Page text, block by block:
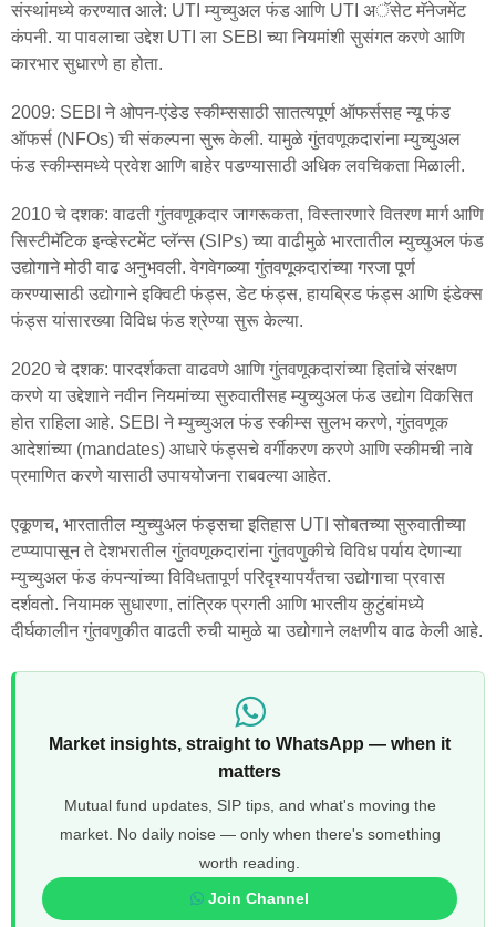
संस्थांमध्ये करण्यात आले: UTI म्युच्युअल फंड आणि UTI अॅसेट मॅनेजमेंट
कंपनी. या पावलाचा उद्देश UTI ला SEBI च्या नियमांशी सुसंगत करणे आणि
कारभार सुधारणे हा होता.
2009: SEBI ने ओपन-एंडेड स्कीम्ससाठी सातत्यपूर्ण ऑफर्ससह न्यू फंड
ऑफर्स (NFOs) ची संकल्पना सुरू केली. यामुळे गुंतवणूकदारांना म्युच्युअल
फंड स्कीम्समध्ये प्रवेश आणि बाहेर पडण्यासाठी अधिक लवचिकता मिळाली.
2010 चे दशक: वाढती गुंतवणूकदार जागरूकता, विस्तारणारे वितरण मार्ग आणि
सिस्टीमॅटिक इन्व्हेस्टमेंट प्लॅन्स (SIPs) च्या वाढीमुळे भारतातील म्युच्युअल फंड
उद्योगाने मोठी वाढ अनुभवली. वेगवेगळ्या गुंतवणूकदारांच्या गरजा पूर्ण
करण्यासाठी उद्योगाने इक्विटी फंड्स, डेट फंड्स, हायब्रिड फंड्स आणि इंडेक्स
फंड्स यांसारख्या विविध फंड श्रेण्या सुरू केल्या.
2020 चे दशक: पारदर्शकता वाढवणे आणि गुंतवणूकदारांच्या हितांचे संरक्षण
करणे या उद्देशाने नवीन नियमांच्या सुरुवातीसह म्युच्युअल फंड उद्योग विकसित
होत राहिला आहे. SEBI ने म्युच्युअल फंड स्कीम्स सुलभ करणे, गुंतवणूक
आदेशांच्या (mandates) आधारे फंड्सचे वर्गीकरण करणे आणि स्कीमची नावे
प्रमाणित करणे यासाठी उपाययोजना राबवल्या आहेत.
एकूणच, भारतातील म्युच्युअल फंड्सचा इतिहास UTI सोबतच्या सुरुवातीच्या
टप्प्यापासून ते देशभरातील गुंतवणूकदारांना गुंतवणुकीचे विविध पर्याय देणाऱ्या
म्युच्युअल फंड कंपन्यांच्या विविधतापूर्ण परिदृश्यापर्यंतचा उद्योगाचा प्रवास
दर्शवतो. नियामक सुधारणा, तांत्रिक प्रगती आणि भारतीय कुटुंबांमध्ये
दीर्घकालीन गुंतवणुकीत वाढती रुची यामुळे या उद्योगाने लक्षणीय वाढ केली आहे.
Market insights, straight to WhatsApp — when it
matters
Mutual fund updates, SIP tips, and what's moving the
market. No daily noise — only when there's something
worth reading.
Join Channel